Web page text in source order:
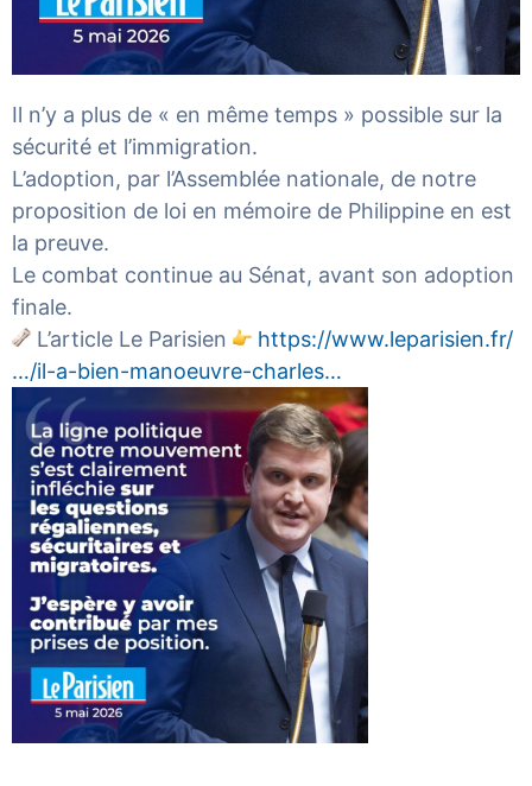
Il n’y a plus de « en même temps » possible sur la
sécurité et l’immigration.
L’adoption, par l’Assemblée nationale, de notre
proposition de loi en mémoire de Philippine en est
la preuve.
Le combat continue au Sénat, avant son adoption
finale.
L’article Le Parisien
https://www.leparisien.fr/
…/il-a-bien-manoeuvre-charles…